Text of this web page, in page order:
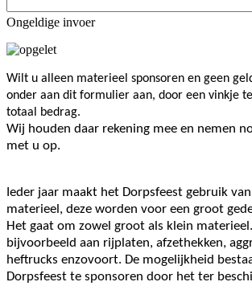
Ongeldige invoer
Wilt u alleen materieel sponsoren en geen
onder aan dit formulier aan, door een vinkje
totaal bedrag.
Wij houden daar rekening mee en nemen
met u op.
Ieder jaar maakt het Dorpsfeest gebruik
materieel, deze worden voor een groot
Het gaat om zowel groot als klein
bijvoorbeeld aan rijplaten, afzethekken,
heftrucks enzovoort. De mogelijkheid
Dorpsfeest te sponsoren door het ter